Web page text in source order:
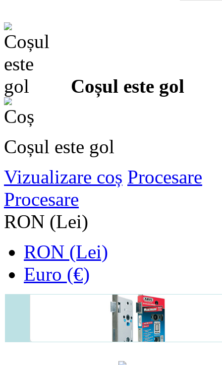
Coșul este gol
Coșul este gol
Vizualizare coș Procesare
Procesare
RON (Lei)
RON (Lei)
Euro (€)